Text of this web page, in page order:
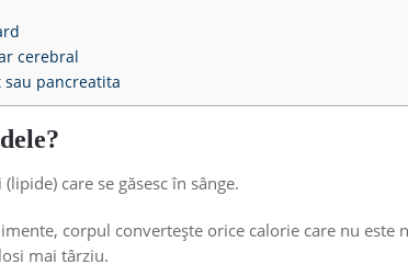
cerebral
sau pancreatita
care se găsesc în sânge.
corpul convertește orice calorie care nu este
mai târziu.